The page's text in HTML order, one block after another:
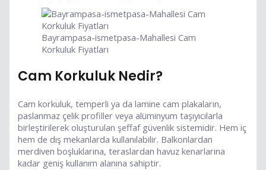
Bayrampasa-ismetpasa-Mahallesi Cam
Korkuluk Fiyatları
Cam Korkuluk Nedir?
Cam korkuluk, temperli ya da lamine cam plakaların,
paslanmaz çelik profiller veya alüminyum taşıyıcılarla
birleştirilerek oluşturulan şeffaf güvenlik sistemidir. Hem iç
hem de dış mekanlarda kullanılabilir. Balkonlardan
merdiven boşluklarına, teraslardan havuz kenarlarına
kadar geniş kullanım alanına sahiptir.